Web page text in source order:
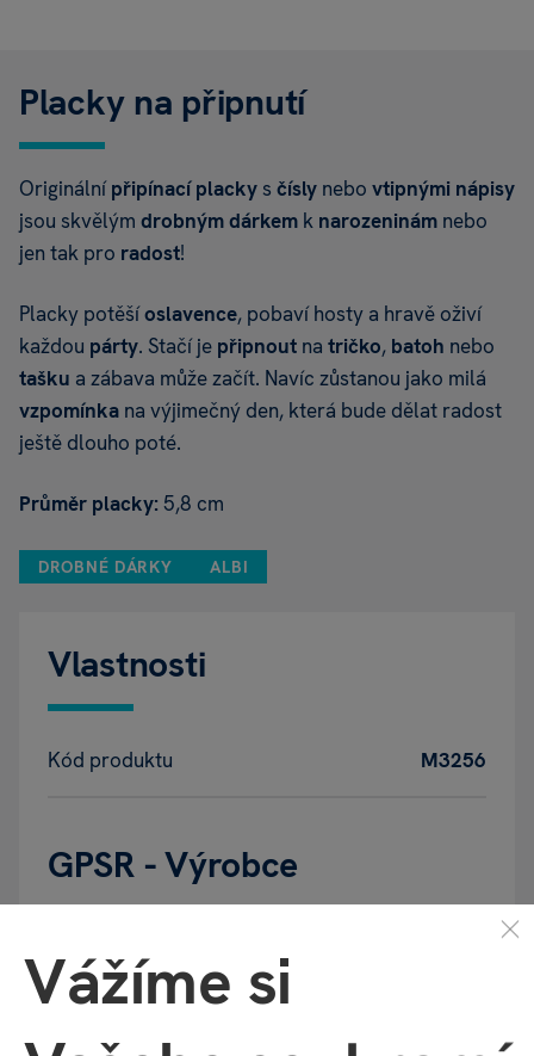
Placky na připnutí
Originálnípřipínací placky s čísly nebo vtipnými nápisy
jsou skvělým drobným dárkem k narozeninám nebo
jen tak pro radost!
Placky potěšíoslavence, pobaví hosty a hravě oživí
každou párty. Stačí je připnout na tričko, batoh nebo
tašku a zábava může začít. Navíc zůstanou jako milá
vzpomínka na výjimečný den, která bude dělat radost
ještě dlouho poté.
Průměr placky: 5,8 cm
DROBNÉ DÁRKY ALBI
Vlastnosti
Kód produktu M3256
GPSR - Výrobce
Název ALBI Česká republika a.s.
Vážíme si